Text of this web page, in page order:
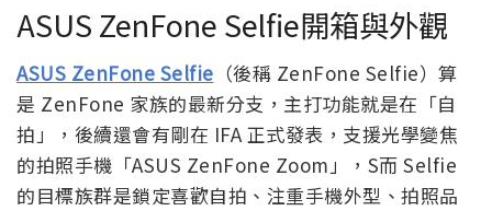
ASUS ZenFone Selfie開箱與外觀
ASUS ZenFone Selfie （後稱 ZenFone Selfie）算
是 ZenFone 家族的最新分支，主打功能就是在「自
拍」，後續還會有剛在 IFA 正式發表，支援光學變焦
的拍照手機「ASUS ZenFone Zoom」，S而 Selfie
的目標族群是鎖定喜歡自拍、注重手機外型、拍照品